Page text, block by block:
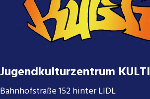
Jugendkulturzentrum KULTI
Bahnhofstraße 152 hinter LIDL